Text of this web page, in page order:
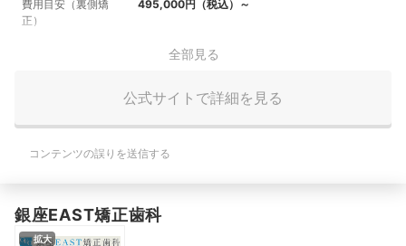
費用目安（裏側矯
正）
495,000円（税込）～
全部見る
公式サイトで詳細を見る
コンテンツの誤りを送信する
銀座EAST矯正歯科
拡大